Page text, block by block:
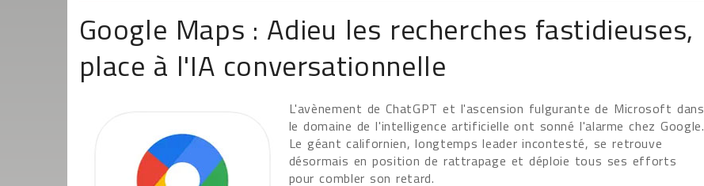
Google Maps : Adieu les recherches fastidieuses,
place à l'IA conversationnelle
L'avènement de ChatGPT et l'ascension fulgurante de Microsoft dans
le domaine de l'intelligence artificielle ont sonné l'alarme chez Google.
Le géant californien, longtemps leader incontesté, se retrouve
désormais en position de rattrapage et déploie tous ses efforts
pour combler son retard.